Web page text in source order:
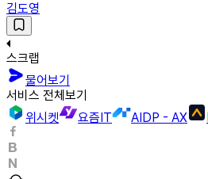
김도영
스크랩
물어보기
서비스 전체보기
위시켓
요즘IT AIDP - AX